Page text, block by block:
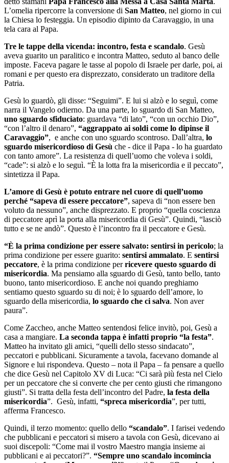
L’omelia ripercorre la conversione di San Matteo, nel giorno in cui
la Chiesa lo festeggia. Un episodio dipinto da Caravaggio, in una
tela cara al Papa.
Tre le tappe della vicenda: incontro, festa e scandalo. Gesù
aveva guarito un paralitico e incontra Matteo, seduto al banco delle
imposte. Faceva pagare le tasse al popolo di Israele per darle, poi, ai
romani e per questo era disprezzato, considerato un traditore della
Patria.
Gesù lo guardò, gli disse: “Seguimi”. E lui si alzò e lo seguì, come
narra il Vangelo odierno. Da una parte, lo sguardo di San Matteo,
uno sguardo sfiduciato: guardava “di lato”, “con un occhio Dio”,
“con l’altro il denaro”, “aggrappato ai soldi come lo dipinse il
Caravaggio”, e anche con uno sguardo scontroso. Dall’altra, lo
sguardo misericordioso di Gesù che - dice il Papa - lo ha guardato
con tanto amore”. La resistenza di quell’uomo che voleva i soldi,
“cade”: si alzò e lo seguì. “È la lotta fra la misericordia e il peccato”,
sintetizza il Papa.
L’amore di Gesù è potuto entrare nel cuore di quell’uomo
perché “sapeva di essere peccatore”, sapeva di “non essere ben
voluto da nessuno”, anche disprezzato. E proprio “quella coscienza
di peccatore aprì la porta alla misericordia di Gesù”. Quindi, “lasciò
tutto e se ne andò”. Questo è l’incontro fra il peccatore e Gesù.
“È la prima condizione per essere salvato: sentirsi in pericolo; la
prima condizione per essere guarito: sentirsi ammalato. E sentirsi
peccatore, è la prima condizione perricevere questo sguardo di
misericordia. Ma pensiamo alla sguardo di Gesù, tanto bello, tanto
buono, tanto misericordioso. E anche noi quando preghiamo
sentiamo questo sguardo su di noi; è lo sguardo dell’amore, lo
sguardo della misericordia, lo sguardo che ci salva. Non aver
paura”.
Come Zaccheo, anche Matteo sentendosi felice invitò, poi, Gesù a
casa a mangiare. La seconda tappa è infatti proprio “la festa”.
Matteo ha invitato gli amici, “quelli dello stesso sindacato”,
peccatori e pubblicani. Sicuramente a tavola, facevano domande al
Signore e lui rispondeva. Questo – nota il Papa – fa pensare a quello
che dice Gesù nel Capitolo XV di Luca: “Ci sarà più festa nel Cielo
per un peccatore che si converte che per cento giusti che rimangono
giusti”. Si tratta della festa dell’incontro del Padre, la festa della
misericordia”. Gesù, infatti, “spreca misericordia”, per tutti,
afferma Francesco.
Quindi, il terzo momento: quello dello “scandalo”. I farisei vedendo
che pubblicani e peccatori si misero a tavola con Gesù, dicevano ai
suoi discepoli: “Come mai il vostro Maestro mangia insieme ai
pubblicani e ai peccatori?”. “Sempre uno scandalo incomincia